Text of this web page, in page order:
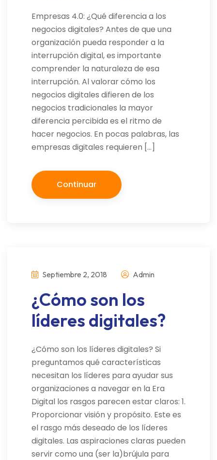
Empresas 4.0: ¿Qué diferencia a los
negocios digitales? Antes de que una
organización pueda responder a la
interrupción digital, es importante
comprender la naturaleza de esa
interrupción. Al valorar cómo los
negocios digitales difieren de los
negocios tradicionales la mayor
diferencia percibida es el ritmo de
hacer negocios. En pocas palabras, las
empresas digitales requieren […]
Continuar
Septiembre 2, 2018 Admin
¿Cómo son los
líderes digitales?
¿Cómo son los líderes digitales? Si
preguntamos qué características
necesitan los líderes para ayudar sus
organizaciones a navegar en la Era
Digital los rasgos parecen estar claros: 1.
Proporcionar visión y propósito. Este es
el rasgo más deseado de los líderes
digitales. Las aspiraciones claras pueden
servir como una (ser la)brújula para